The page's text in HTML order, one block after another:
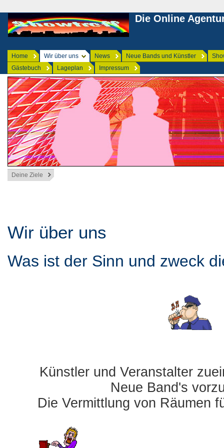
Die Online
Home Wir über uns News Neue Bands und Künstler
Gästebuch
Lageplan Impressum
Deine Ziele
Wir über uns
Was ist der Sinn und zweck
Künstler und Veranstalter
Neue Band's
Die Vermittlung von Räumen